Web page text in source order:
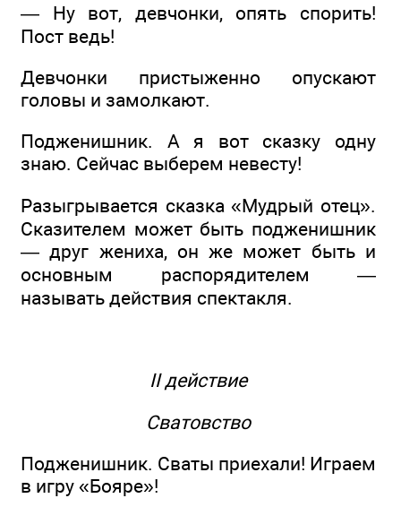
— Ну вот, девчонки, опять спорить!
Пост ведь!
Девчонки пристыженно опускают
головы и замолкают.
Подженишник. А я вот сказку одну
знаю. Сейчас выберем невесту!
Разыгрывается сказка «Мудрый отец».
Сказителем может быть подженишник
— друг жениха, он же может быть и
основным распорядителем —
называть действия спектакля.
II действие
Сватовство
Подженишник. Сваты приехали! Играем
в игру «Бояре»!